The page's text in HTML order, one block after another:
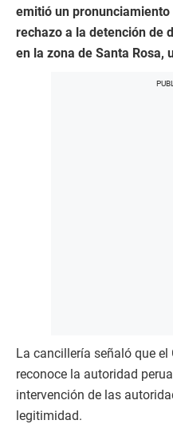
emitió un
rechazo a la detención de
en la zona de Santa Rosa,
La cancillería señaló que
reconoce la autoridad
intervención de las
legitimidad.